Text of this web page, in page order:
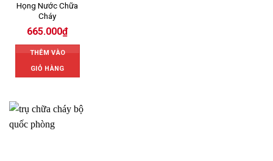
Họng Nước Chữa
Cháy
665.000₫
THÊM VÀO
GIỎ HÀNG